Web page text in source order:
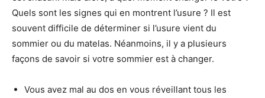
Quels sont les signes qui en montrent l’usure ? Il est
souvent difficile de déterminer si l’usure vient du
sommier ou du matelas. Néanmoins, il y a plusieurs
façons de savoir si votre sommier est à changer.
Vous avez mal au dos en vous réveillant tous les